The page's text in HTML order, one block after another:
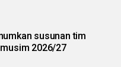
susunan tim
2026/27